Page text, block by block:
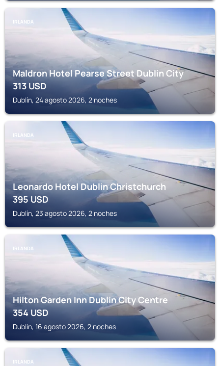
IRLANDA
Maldron Hotel Pearse Street Dublin City
313USD
Dublín, 24 agosto 2026, 2 noches
IRLANDA
Leonardo Hotel Dublin Christchurch
395USD
Dublín, 23 agosto 2026, 2 noches
IRLANDA
Hilton Garden Inn Dublin City Centre
354USD
Dublín, 16 agosto 2026, 2 noches
IRLANDA